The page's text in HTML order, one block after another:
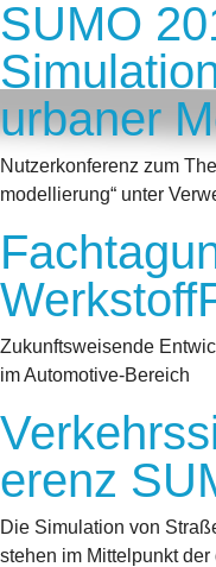
SUMO
urbaner
Nutzerkonferenz zum
modellierung“ unter
Zukunftsweisende
im Automotive-Bereich
erenz
Die Simulation von
stehen im Mittelpunkt